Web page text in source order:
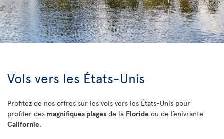
Vols vers les États-Unis
Profitez de nos offres sur les vols vers les États-Unis pour
profiter des magnifiques plages de la Floride ou de l’enivrante
Californie.